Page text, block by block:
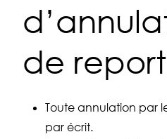
de report
Toute annulation par
par écrit.